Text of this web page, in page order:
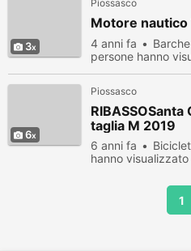
3
Piossasco
Motore nautico
4 anni fa
persone hanno
6
Piossasco
RIBASSOSanta
taglia M 2019
6 anni fa
hanno visualizzato
1